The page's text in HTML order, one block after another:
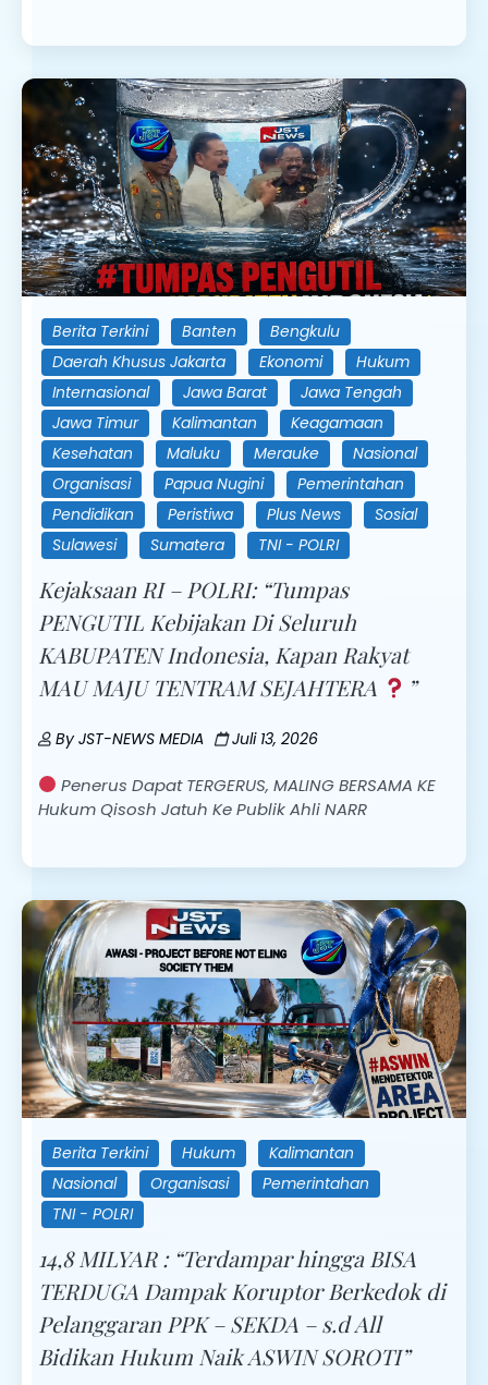
Berita Terkini Banten
Bengkulu
Daerah Khusus Jakarta
Ekonomi
Hukum
Internasional
Jawa Barat
Jawa Tengah
Jawa Timur
Kalimantan
Keagamaan
Kesehatan
Maluku Merauke
Nasional
Organisasi
Papua Nugini
Pemerintahan
Pendidikan
Peristiwa Plus News
Sosial
Sulawesi
Sumatera TNI - POLRI
Kejaksaan RI – POLRI: “Tumpas
PENGUTIL Kebijakan Di Seluruh
KABUPATEN Indonesia, Kapan Rakyat
MAU MAJU TENTRAM SEJAHTERA
”
By JST-NEWS MEDIA Juli 13, 2026
Penerus Dapat TERGERUS, MALING BERSAMA KE
Hukum Qisosh Jatuh Ke Publik Ahli NARR
Berita Terkini Hukum
Kalimantan
Nasional
Organisasi
Pemerintahan
TNI - POLRI
14,8 MILYAR : “Terdampar hingga BISA
TERDUGA Dampak Koruptor Berkedok di
Pelanggaran PPK – SEKDA – s.d All
Bidikan Hukum Naik ASWIN SOROTI”